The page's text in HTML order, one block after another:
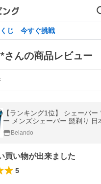
くじ 今すぐ挑戦
さんの商品レビュー
【ランキング1位】 シェーバ
ー メンズシェーバー 髭剃り 日
ED おしゃれ 電動シェーバー
可能 充電式 男性用 爆買
Belando
買い物が出来ました
5